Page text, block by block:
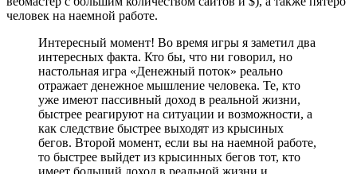
человек на наемной работе.
Интересный момент! Во время игры я заметил два
интересных факта. Кто бы, что ни говорил, но
настольная игра «Денежный поток» реально
отражает денежное мышление человека. Те, кто
уже имеют пассивный доход в реальной жизни,
быстрее реагируют на ситуации и возможности, а
как следствие быстрее выходят из крысиных
бегов. Второй момент, если вы на наемной работе,
то быстрее выйдет из крысинных бегов тот, кто